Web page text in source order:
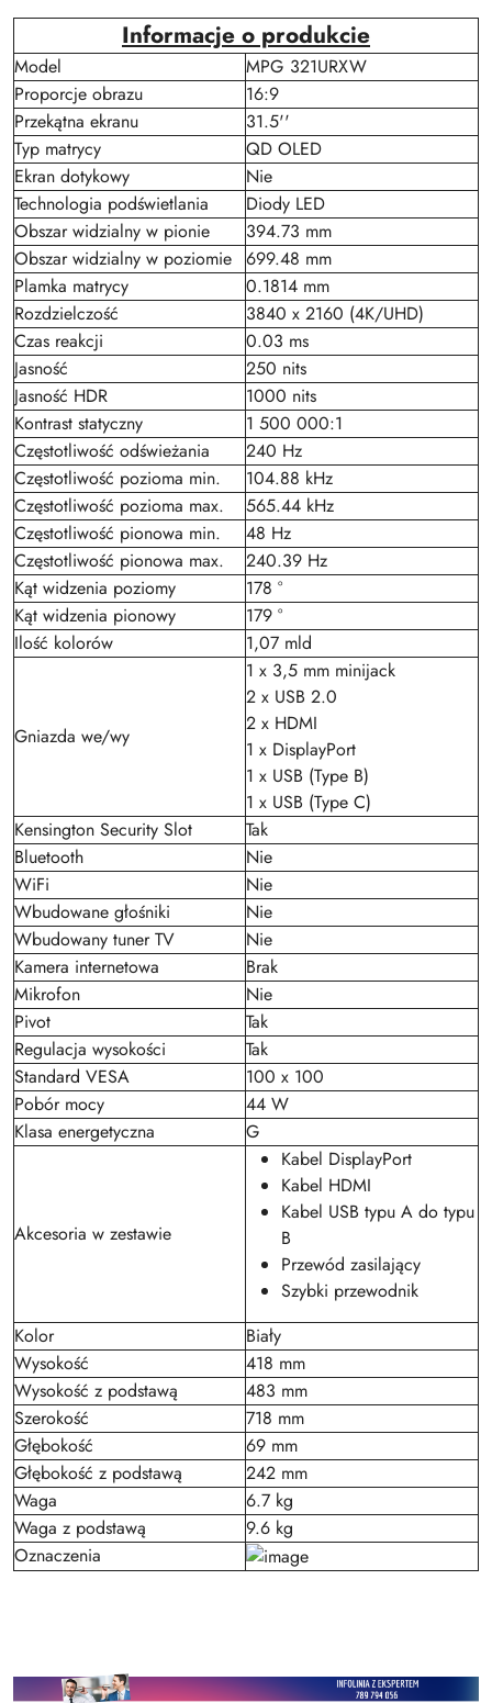
Informacje o produkcie
Model
MPG 321URXW
Proporcje obrazu
16:9
Przekątna ekranu
31.5''
Typ matrycy
QD OLED
Ekran dotykowy
Nie
Technologia podświetlania
Diody LED
Obszar widzialny w pionie
394.73 mm
Obszar widzialny w poziomie 699.48 mm
Plamka matrycy
0.1814 mm
Rozdzielczość
3840 x 2160 (4K/UHD)
Czas reakcji
0.03 ms
Jasność
250 nits
Jasność HDR
1000 nits
Kontrast statyczny
1 500 000:1
Częstotliwość odświeżania
240 Hz
Częstotliwość pozioma min.
104.88 kHz
Częstotliwość pozioma max.
565.44 kHz
Częstotliwość pionowa min.
48 Hz
Częstotliwość pionowa max.
240.39 Hz
Kąt widzenia poziomy
178 °
Kąt widzenia pionowy
179 °
Ilość kolorów
1,07 mld
Gniazda we/wy
1 x 3,5 mm minijack
2 x USB 2.0
2 x HDMI
1 x DisplayPort
1 x USB (Type B)
1 x USB (Type C)
Kensington Security Slot
Tak
Bluetooth
Nie
WiFi
Nie
Wbudowane głośniki
Nie
Wbudowany tuner TV
Nie
Kamera internetowa
Brak
Mikrofon
Nie
Pivot
Tak
Regulacja wysokości
Tak
Standard VESA
100 x 100
Pobór mocy
44 W
Klasa energetyczna
G
Akcesoria w zestawie
Kabel DisplayPort
Kabel HDMI
Kabel USB typu A do typu
B
Przewód zasilający
Szybki przewodnik
Kolor
Biały
Wysokość
418 mm
Wysokość z podstawą
483 mm
Szerokość
718 mm
Głębokość
69 mm
Głębokość z podstawą
242 mm
Waga
6.7 kg
Waga z podstawą
9.6 kg
Oznaczenia